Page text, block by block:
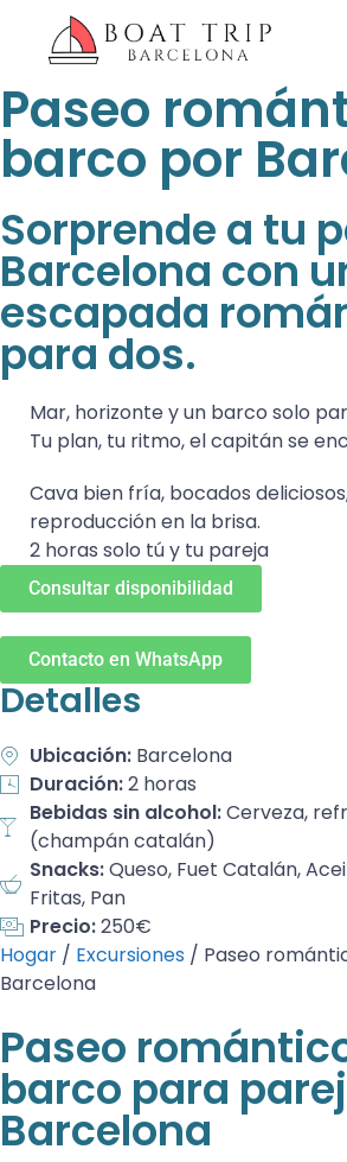
Paseo
barco por
Sorprende a tu
Barcelona con
escapada
para dos.
Mar, horizonte y un barco solo
Tu plan, tu ritmo, el capitán se
Cava bien fría, bocados
reproducción en la brisa.
2 horas solo tú y tu pareja
Consultar disponibilidad
Contacto en WhatsApp
Detalles
Ubicación: Barcelona
Duración:2 horas
Bebidas sin alcohol:Cerveza,
(champán catalán)
Snacks:Queso, Fuet Catalán,
Fritas, Pan
Precio:250€
Hogar / Excursiones / Paseo
Barcelona
Paseo
barco para
Barcelona